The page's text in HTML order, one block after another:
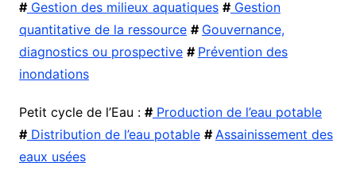
#Gestion des milieux aquatiques #Gestion
quantitative de la ressource # Gouvernance,
diagnostics ou prospective # Prévention des
inondations
Petit cycle de l’Eau : #Production de l’eau potable
#Distribution de l’eau potable # Assainissement des
eaux usées